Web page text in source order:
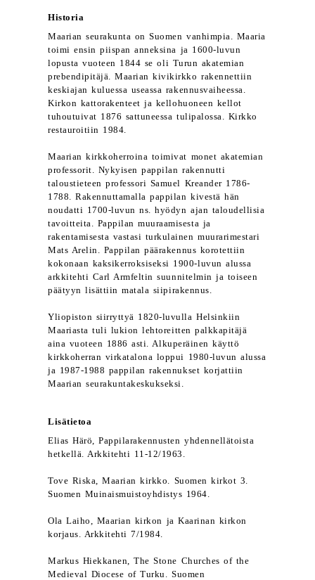
Historia
Maarian seurakunta on Suomen vanhimpia. Maaria
toimi ensin piispan anneksina ja 1600-luvun
lopusta vuoteen 1844 se oli Turun akatemian
prebendipitäjä. Maarian kivikirkko rakennettiin
keskiajan kuluessa useassa rakennusvaiheessa.
Kirkon kattorakenteet ja kellohuoneen kellot
tuhoutuivat 1876 sattuneessa tulipalossa. Kirkko
restauroitiin 1984.
Maarian kirkkoherroina toimivat monet akatemian
professorit. Nykyisen pappilan rakennutti
taloustieteen professori Samuel Kreander 1786-
1788. Rakennuttamalla pappilan kivestä hän
noudatti 1700-luvun ns. hyödyn ajan taloudellisia
tavoitteita. Pappilan muuraamisesta ja
rakentamisesta vastasi turkulainen muurarimestari
Mats Arelin. Pappilan päärakennus korotettiin
kokonaan kaksikerroksiseksi 1900-luvun alussa
arkkitehti Carl Armfeltin suunnitelmin ja toiseen
päätyyn lisättiin matala siipirakennus.
Yliopiston siirryttyä 1820-luvulla Helsinkiin
Maariasta tuli lukion lehtoreitten palkkapitäjä
aina vuoteen 1886 asti. Alkuperäinen käyttö
kirkkoherran virkatalona loppui 1980-luvun alussa
ja 1987-1988 pappilan rakennukset korjattiin
Maarian seurakuntakeskukseksi.
Lisätietoa
Elias Härö, Pappilarakennusten yhdennellätoista
hetkellä. Arkkitehti 11-12/1963.
Tove Riska, Maarian kirkko. Suomen kirkot 3.
Suomen Muinaismuistoyhdistys 1964.
Ola Laiho, Maarian kirkon ja Kaarinan kirkon
korjaus. Arkkitehti 7/1984.
Markus Hiekkanen, The Stone Churches of the
Medieval Diocese of Turku. Suomen